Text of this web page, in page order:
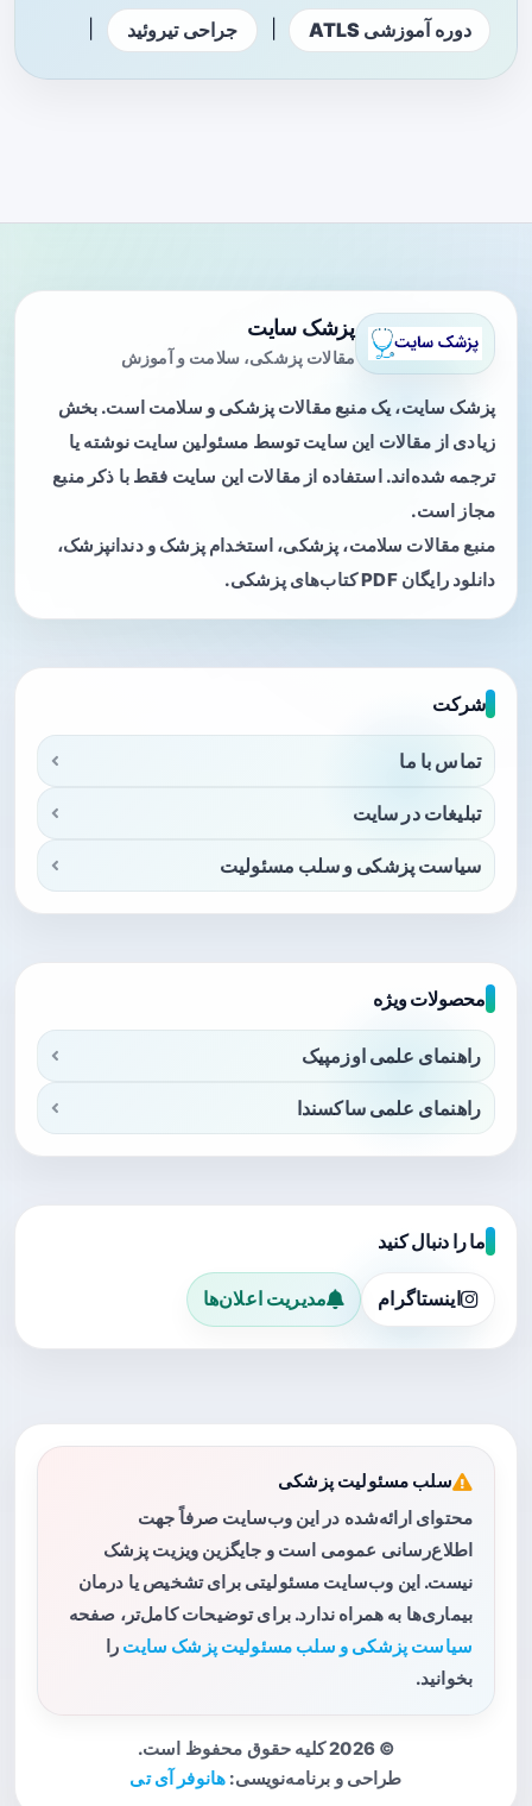
دوره آموزشی ATLS جراحی تیروئید
پزشک سایت
مقالات پزشکی، سلامت و آموزش
پزشک سایت، یک منبع مقالات پزشکی و سلامت است. بخش
زیادی از مقالات این سایت توسط مسئولین سایت نوشته یا
ترجمه شده‌اند. استفاده از مقالات این سایت فقط با ذکر منبع
مجاز است.
منبع مقالات سلامت، پزشکی، استخدام پزشک و دندانپزشک،
دانلود رایگان PDF کتاب‌های پزشکی.
شرکت
تماس با ما
تبلیغات در سایت
سیاست پزشکی و سلب مسئولیت
محصولات ویژه
راهنمای علمی اوزمپیک
راهنمای علمی ساکسندا
ما را دنبال کنید
اینستاگرام مدیریت اعلان‌ها
سلب مسئولیت پزشکی
محتوای ارائه‌شده در این وب‌سایت صرفاً جهت
اطلاع‌رسانی عمومی است و جایگزین ویزیت پزشک
نیست. این وب‌سایت مسئولیتی برای تشخیص یا درمان
بیماری‌ها به همراه ندارد. برای توضیحات کامل‌تر، صفحه
سیاست پزشکی و سلب مسئولیت پزشک سایت را
بخوانید.
© 2026 کلیه حقوق محفوظ است.
طراحی و برنامه‌نویسی: هانوفر آی تی